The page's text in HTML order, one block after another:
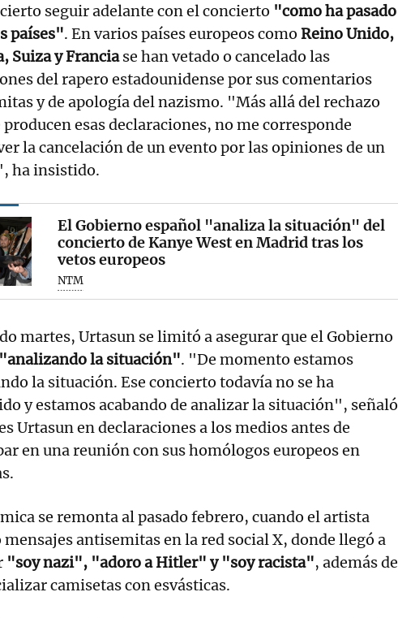
seguir adelante con el concierto "como ha pasado
países". En varios países europeos como Reino Unido,
Suiza y Franciase han vetado o cancelado las
del rapero estadounidense por sus comentarios
y de apología del nazismo. "Más allá del rechazo
producen esas declaraciones, no me corresponde
la cancelación de un evento por las opiniones de un
ha insistido.
El Gobierno español "analiza la situación" del
concierto de Kanye West en Madrid tras los
vetos europeos
NTM
martes, Urtasun se limitó a asegurar que el Gobierno
"analizando la situación". "De momento estamos
la situación. Ese concierto todavía no se ha
y estamos acabando de analizar la situación", señaló
Urtasun en declaraciones a los medios antes de
en una reunión con sus homólogos europeos en
se remonta al pasado febrero, cuando el artista
antisemitas en la red social X, donde llegó a
"soy nazi", "adoro a Hitler" y "soy racista", además de
camisetas con esvásticas.